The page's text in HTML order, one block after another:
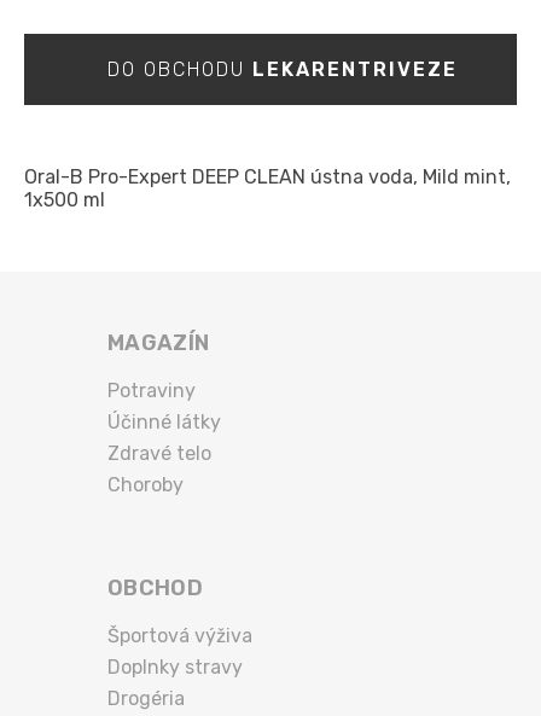
DO OBCHODU LEKARENTRIVEZE
Oral-B Pro-Expert DEEP CLEAN ústna voda, Mild mint,
1x500 ml
MAGAZÍN
Potraviny
Účinné látky
Zdravé telo
Choroby
OBCHOD
Športová výživa
Doplnky stravy
Drogéria